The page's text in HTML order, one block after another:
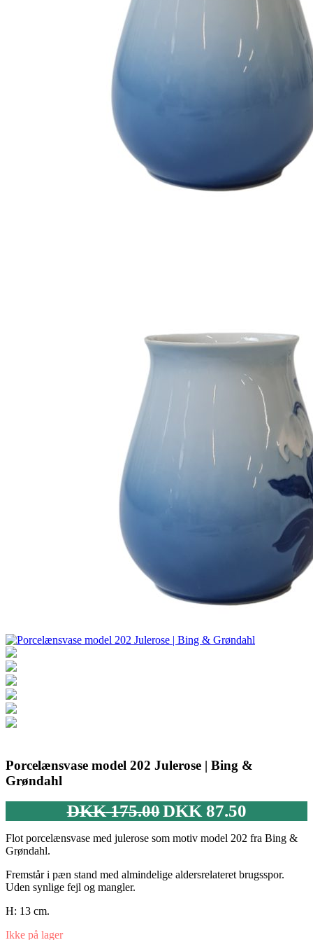
Porcelænsvase model 202 Julerose | Bing &
Grøndahl
DKK175.00 Den
oprindelige
var:
DKK87.50Den
aktuelle
pris
er:
Flot porcelænsvase med julerose som motiv model 202 fra Bing &
Grøndahl.
Fremstår i pæn stand med almindelige aldersrelateret brugsspor.
Uden synlige fejl og mangler.
H: 13 cm.
Ikke på lager